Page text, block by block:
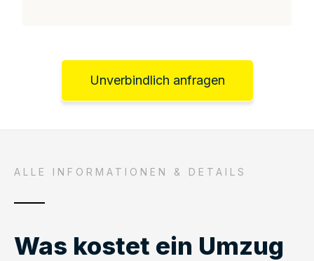
Unverbindlich anfragen
ALLE INFORMATIONEN & DETAILS
Was kostet ein Umzug